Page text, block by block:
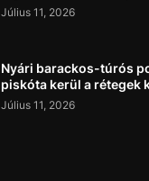
Július 11, 2026
Nyári barackos-túrós
piskóta kerül a rétegek
Július 11, 2026